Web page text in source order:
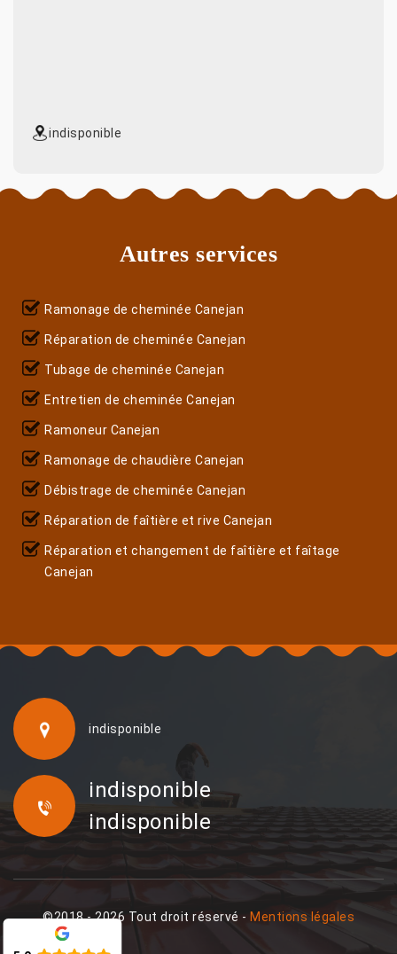
indisponible
Autres services
Ramonage de cheminée Canejan
Réparation de cheminée Canejan
Tubage de cheminée Canejan
Entretien de cheminée Canejan
Ramoneur Canejan
Ramonage de chaudière Canejan
Débistrage de cheminée Canejan
Réparation de faîtière et rive Canejan
Réparation et changement de faîtière et faîtage
Canejan
indisponible
indisponible
indisponible
©2018 - 2026 Tout droit réservé - Mentions légales